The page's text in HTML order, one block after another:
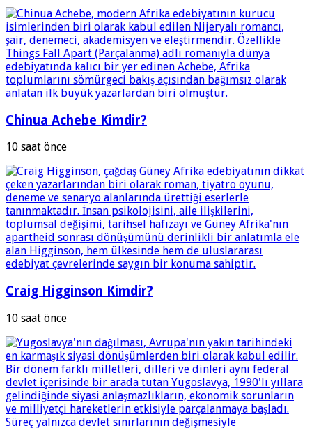
Chinua Achebe Kimdir?
10 saat önce
Craig Higginson Kimdir?
10 saat önce